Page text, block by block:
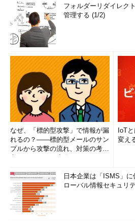
フォルダーリダイレク
管理する (1/2)
なぜ、「標的型攻撃」で情報が漏
れるの？――標的型メールのサン
プルから攻撃の流れ、対策の考え
IoT
変え
日本企業は「ISMS」
ローバル情報セキュリ